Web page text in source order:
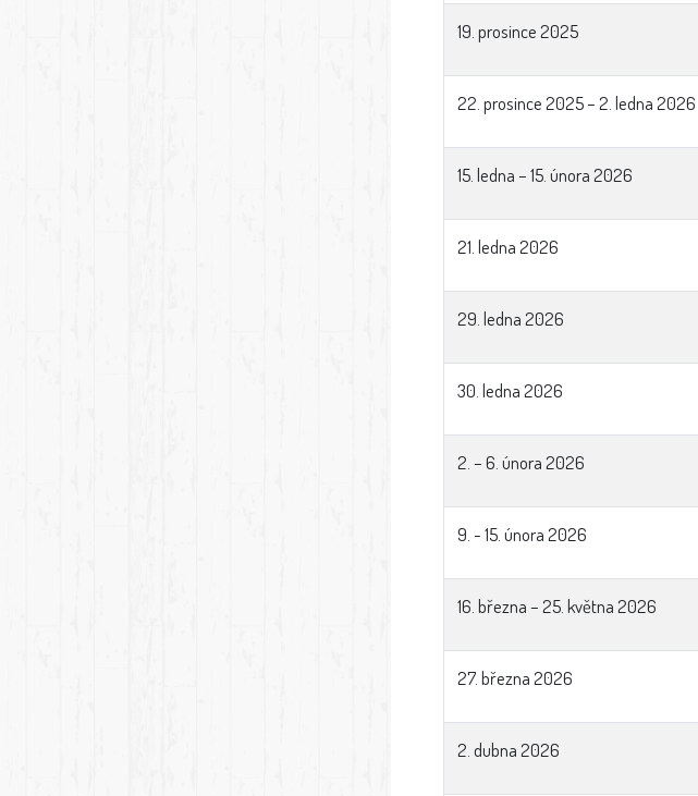
19. prosince 2025
22. prosince 2025 – 2. ledna 2026
15. ledna – 15. února 2026
21. ledna 2026
29. ledna 2026
30. ledna 2026
2. – 6. února 2026
9. - 15. února 2026
16. března – 25. května 2026
27. března 2026
2. dubna 2026